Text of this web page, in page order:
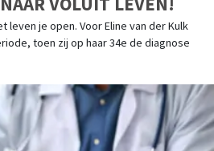
leven je open. Voor Eline van der Kulk
toen zij op haar 34e de diagnose